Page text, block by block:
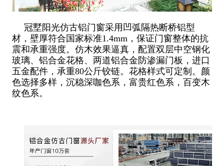
冠墅阳光仿古铝门窗采用凹弧隔热断桥铝型
材，壁厚符合国家标准1.4mm，保证门窗整体的抗
震和承重强度。仿木效果逼真，配置双层中空钢化
玻璃、铝合金花格、两道铝合金防渗漏门板，进口
五金配件，承重80公斤铰链。花格样式可定制。颜
色选择多样，沉稳深咖色系，富贵红色系，百变木
纹色系。